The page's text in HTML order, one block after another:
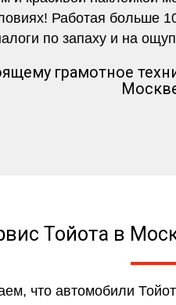
Работая
по запаху и на
грамотное
Тойота в
что автомобили